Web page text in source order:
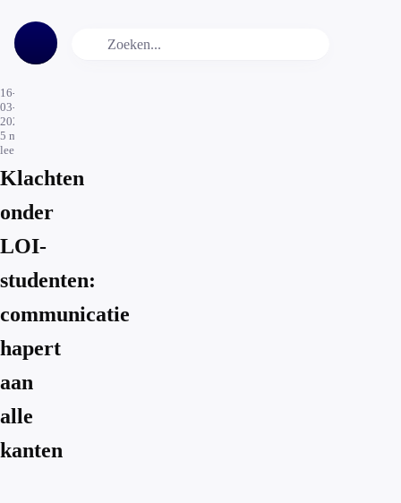
16-
03-
2026
5 min.
leestijd
Klachten
onder
LOI-
studenten:
communicatie
hapert
aan
alle
kanten